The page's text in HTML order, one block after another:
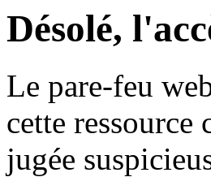
Désolé,
Le pare-feu
cette ressource
jugée